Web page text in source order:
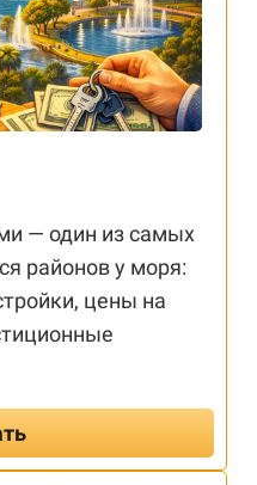
— один из самых
районов у моря:
цены на